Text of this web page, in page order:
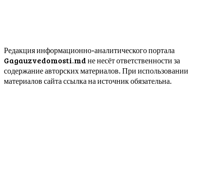
Редакция информационно-аналитического портала
Gagauzvedomosti.md не несёт ответственности за
содержание авторских материалов. При использовании
материалов сайта ссылка на источник обязательна.